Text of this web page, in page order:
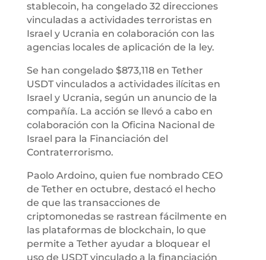
stablecoin, ha congelado 32 direcciones
vinculadas a actividades terroristas en
Israel y Ucrania en colaboración con las
agencias locales de aplicación de la ley.
Se han congelado $873,118 en Tether
USDT vinculados a actividades ilícitas en
Israel y Ucrania, según un anuncio de la
compañía. La acción se llevó a cabo en
colaboración con la Oficina Nacional de
Israel para la Financiación del
Contraterrorismo.
Paolo Ardoino, quien fue nombrado CEO
de Tether en octubre, destacó el hecho
de que las transacciones de
criptomonedas se rastrean fácilmente en
las plataformas de blockchain, lo que
permite a Tether ayudar a bloquear el
uso de USDT vinculado a la financiación